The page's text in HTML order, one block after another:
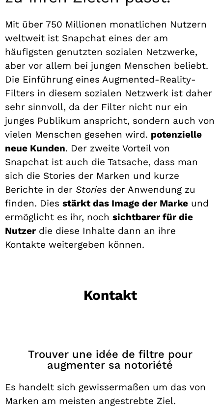
Mit über 750 Millionen monatlichen Nutzern
weltweit ist Snapchat eines der am
häufigsten genutzten sozialen Netzwerke,
aber vor allem bei jungen Menschen beliebt.
Die Einführung eines Augmented-Reality-
Filters in diesem sozialen Netzwerk ist daher
sehr sinnvoll, da der Filter nicht nur ein
junges Publikum anspricht, sondern auch von
vielen Menschen gesehen wird. potenzielle
neue Kunden. Der zweite Vorteil von
Snapchat ist auch die Tatsache, dass man
sich die Stories der Marken und kurze
Berichte in der Stories der Anwendung zu
finden. Dies stärkt das Image der Marke und
ermöglicht es ihr, noch sichtbarer für die
Nutzer die diese Inhalte dann an ihre
Kontakte weitergeben können.
Kontakt
Trouver une idée de filtre pour
augmenter sa notoriété
Es handelt sich gewissermaßen um das von
Marken am meisten angestrebte Ziel.